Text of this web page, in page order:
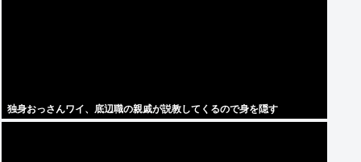
独身おっさんワイ、底辺職の親戚が説教してくるので身を隠す